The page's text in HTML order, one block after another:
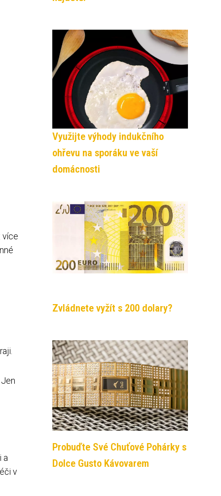
více
a
v
Využijte výhody indukčního
ohřevu na sporáku ve vaší
domácnosti
Zvládnete vyžít s 200 dolary?
Probuďte Své Chuťové Pohárky s
Dolce Gusto Kávovarem